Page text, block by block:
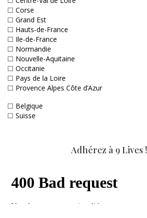
☐ Corse
☐ Grand Est
☐ Hauts-de-France
☐ Ile-de-France
☐ Normandie
☐ Nouvelle-Aquitaine
☐ Occitanie
☐ Pays de la Loire
☐ Provence Alpes Côte d’Azur
☐ Belgique
☐ Suisse
Adhérez à 9 Lives !